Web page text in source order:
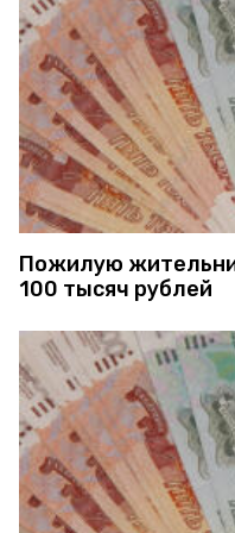
Пожилую
100 тысяч рублей